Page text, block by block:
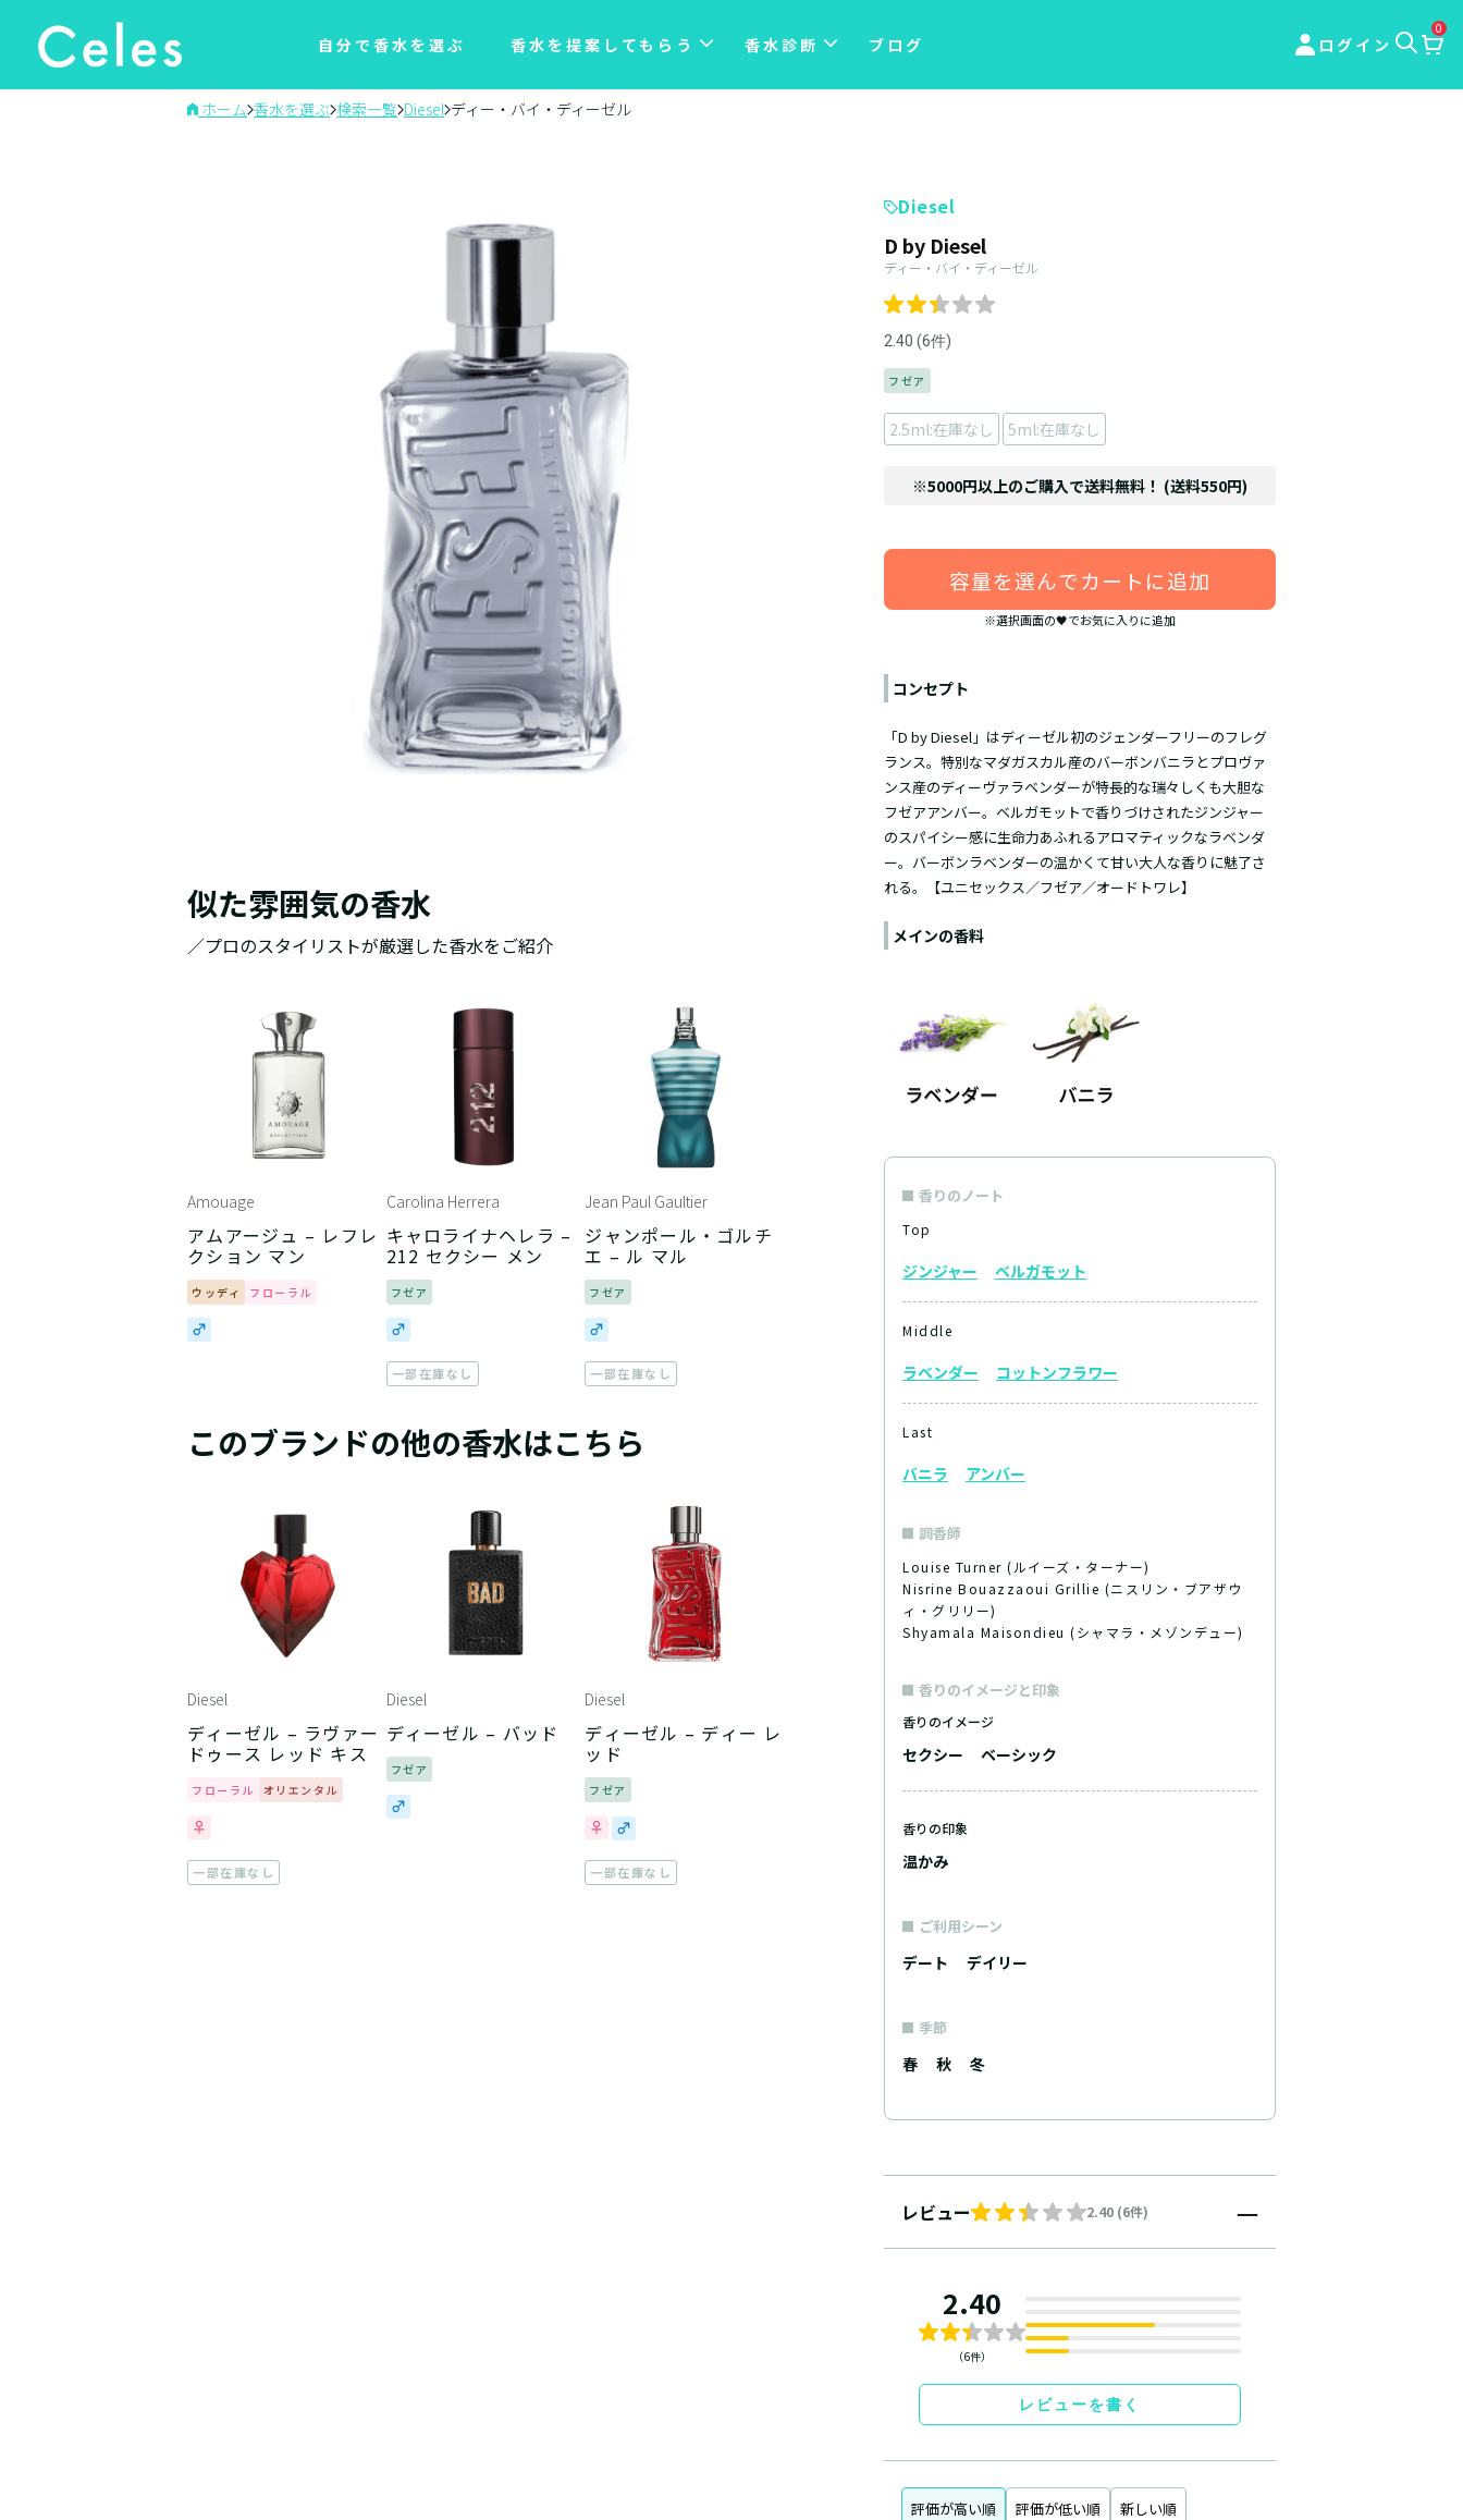
自分で香水を選ぶ 香水を提案してもらう 香水診断 ブログ ログイン
0
ホーム 香水を選ぶ 検索一覧 Diesel ディー・バイ・ディーゼル
Diesel
D by Diesel
ディー・バイ・ディーゼル
2.40 (6件)
フゼア
2.5ml:在庫なし 5ml:在庫なし
※5000円以上のご購入で送料無料！ (送料550円)
容量を選んでカートに追加
※選択画面の🖤でお気に入りに追加
コンセプト
「D by Diesel」はディーゼル初のジェンダーフリーのフレグ
ランス。特別なマダガスカル産のバーボンバニラとプロヴァ
ンス産のディーヴァラベンダーが特長的な瑞々しくも大胆な
フゼアアンバー。ベルガモットで香りづけされたジンジャー
のスパイシー感に生命力あふれるアロマティックなラベンダ
ー。バーボンラベンダーの温かくて甘い大人な香りに魅了さ
れる。【ユニセックス／フゼア／オードトワレ】
メインの香料
香りのノート
Top
ジンジャー ベルガモット
Middle
ラベンダー コットンフラワー
Last
バニラ アンバー
調香師
Louise Turner (ルイーズ・ターナー)
Nisrine Bouazzaoui Grillie (ニスリン・ブアザウ
ィ・グリリー)
Shyamala Maisondieu (シャマラ・メゾンデュー)
香りのイメージと印象
香りのイメージ
セクシー ベーシック
香りの印象
温かみ
ご利用シーン
デート デイリー
季節
春 秋 冬
レビュー 2.40 (6件)
2.40
（6件）
レビューを書く
評価が高い順 評価が低い順 新しい順
似た雰囲気の香水
／プロのスタイリストが厳選した香水をご紹介
Amouage
アムアージュ – レフレ
クション マン
ウッディ フローラル
Carolina Herrera
キャロライナヘレラ –
212 セクシー メン
フゼア
一部在庫なし
Jean Paul Gaultier
ジャンポール・ゴルチ
エ – ル マル
フゼア
一部在庫なし
このブランドの他の香水はこちら
Diesel
ディーゼル – ラヴァー
ドゥース レッド キス
フローラル オリエンタル
一部在庫なし
Diesel
ディーゼル – バッド
フゼア
Diesel
ディーゼル – ディー レ
ッド
フゼア
一部在庫なし